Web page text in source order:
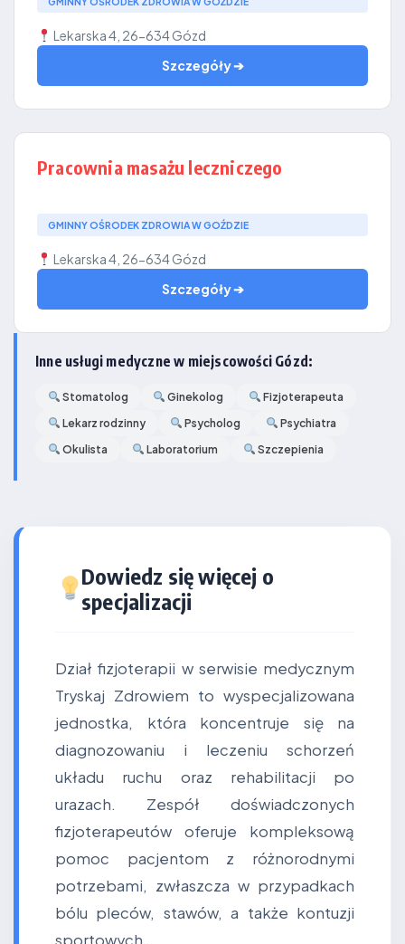
Lekarska 4, 26-634 Gózd
Szczegóły ➔
Pracownia masażu leczniczego
GMINNY OŚRODEK ZDROWIA W GOŹDZIE
Lekarska 4, 26-634 Gózd
Szczegóły ➔
Inne usługi medyczne w miejscowości Gózd:
Stomatolog Ginekolog
Fizjoterapeuta
Lekarz rodzinny
Psycholog
Psychiatra
Okulista
Laboratorium Szczepienia
Dowiedz się więcej o
specjalizacji
Dział fizjoterapii w serwisie medycznym
Tryskaj Zdrowiem to wyspecjalizowana
jednostka, która koncentruje się na
diagnozowaniu i leczeniu schorzeń
układu ruchu oraz rehabilitacji po
urazach. Zespół doświadczonych
fizjoterapeutów oferuje kompleksową
pomoc pacjentom z różnorodnymi
potrzebami, zwłaszcza w przypadkach
bólu pleców, stawów, a także kontuzji
sportowych.